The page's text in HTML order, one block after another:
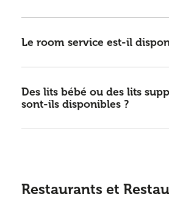
Le room service est-il
Des lits bébé ou des lits
sont-ils disponibles ?
Restaurants et